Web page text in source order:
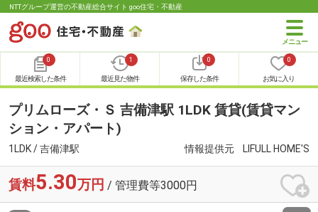
NTTグループ運営の不動産総合サイト goo住宅・不動産
0
最近検索した条件
1
最近見た物件
0
保存した条件
0
お気に入り
プリムローズ・Ｓ 吉備津駅 1LDK 賃貸(賃貸マン
ション・アパート)
1LDK / 吉備津駅 情報提供元 LIFULL HOME'S
賃料5.30万円 / 管理費等3000円